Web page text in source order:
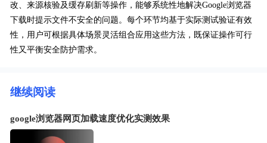
改、来源核验及缓存刷新等操作，能够系统性地解决Google浏览器
下载时提示文件不安全的问题。每个环节均基于实际测试验证有效
性，用户可根据具体场景灵活组合应用这些方法，既保证操作可行
性又平衡安全防护需求。
继续阅读
google浏览器网页加载速度优化实测效果